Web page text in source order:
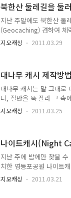
걷고싶은 길은 생태정보
분)과 아무런 관련이 없습
생했는지에 대해서는 단
가기로 ..
북한산 둘레길을 둘
지난 주말에도 북한산 둘
(Geocaching) 겸하여 체
입니다. 인터넷을 검색해
론 그 전에도 많이 있을
가 걷기좋은 길 자료를 잘
레길도 이런 붐을 타고
였는데, 올해내로 도봉산
길은..
지오캐싱 2011.03.29
대나무 캐시 제작방법
대나무 캐시는 말 그대로
니, 절반을 뚝 잘라 그 속
다. 원래 이 캐시는 영등
습니다. 지오캐시를 제작
철 구조물 속에 자석식으
다. 하지만, 저는 지오캐
캐시보다, 모든 사람에게
오캐시를 선호해..
지오캐싱 2011.03.25
나이트캐시(Night
지난 주에 밤에만 찾을
치한 영등포공원 나이트
쓰면서 나이트캐시를 의
를 하나 설치했습니다.
지오캐싱 2011.03.21